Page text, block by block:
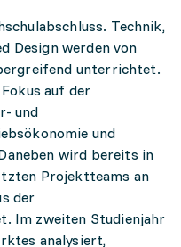
Technik,
Design werden von
unterrichtet.
auf der
und
und
wird bereits in
Projektteams an
der
Im zweiten Studienjahr
analysiert,